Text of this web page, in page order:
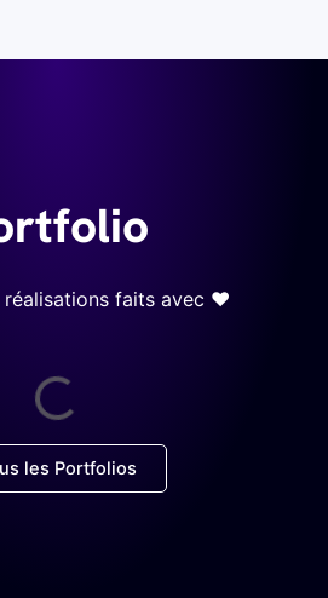
réalisations faits avec ❤
les Portfolios